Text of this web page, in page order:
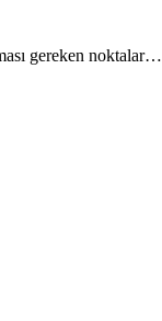
gereken noktalar…